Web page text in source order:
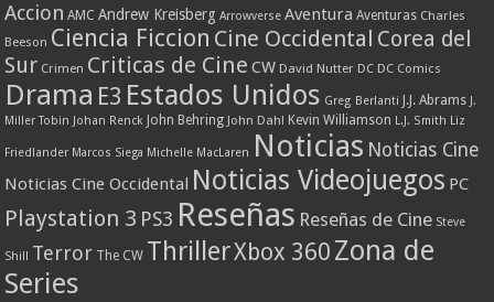
Accion AMC Andrew Kreisberg Arrowverse Aventura Aventuras Charles
Beeson Ciencia Ficcion Cine Occidental Corea del
Sur Crimen Criticas de Cine CW David Nutter DC DC Comics
Drama E3 Estados Unidos Greg Berlanti J.J. Abrams J.
Miller Tobin
Johan Renck John Behring John Dahl Kevin Williamson L.J. Smith Liz
Friedlander Marcos Siega Michelle MacLaren Noticias Noticias Cine
Noticias Cine Occidental Noticias Videojuegos PC
Playstation 3 PS3 Reseñas Reseñas de Cine Steve
Shill Terror The CW ThrillerXbox 360 Zona de
Series